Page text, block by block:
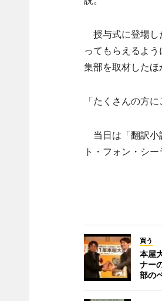
授与式に登場し
ってもらえるよ
集部を取材したほ
「たくさんの方
当日は「翻訳小
ト・フォン・シ
買う
本屋
ナー
部の